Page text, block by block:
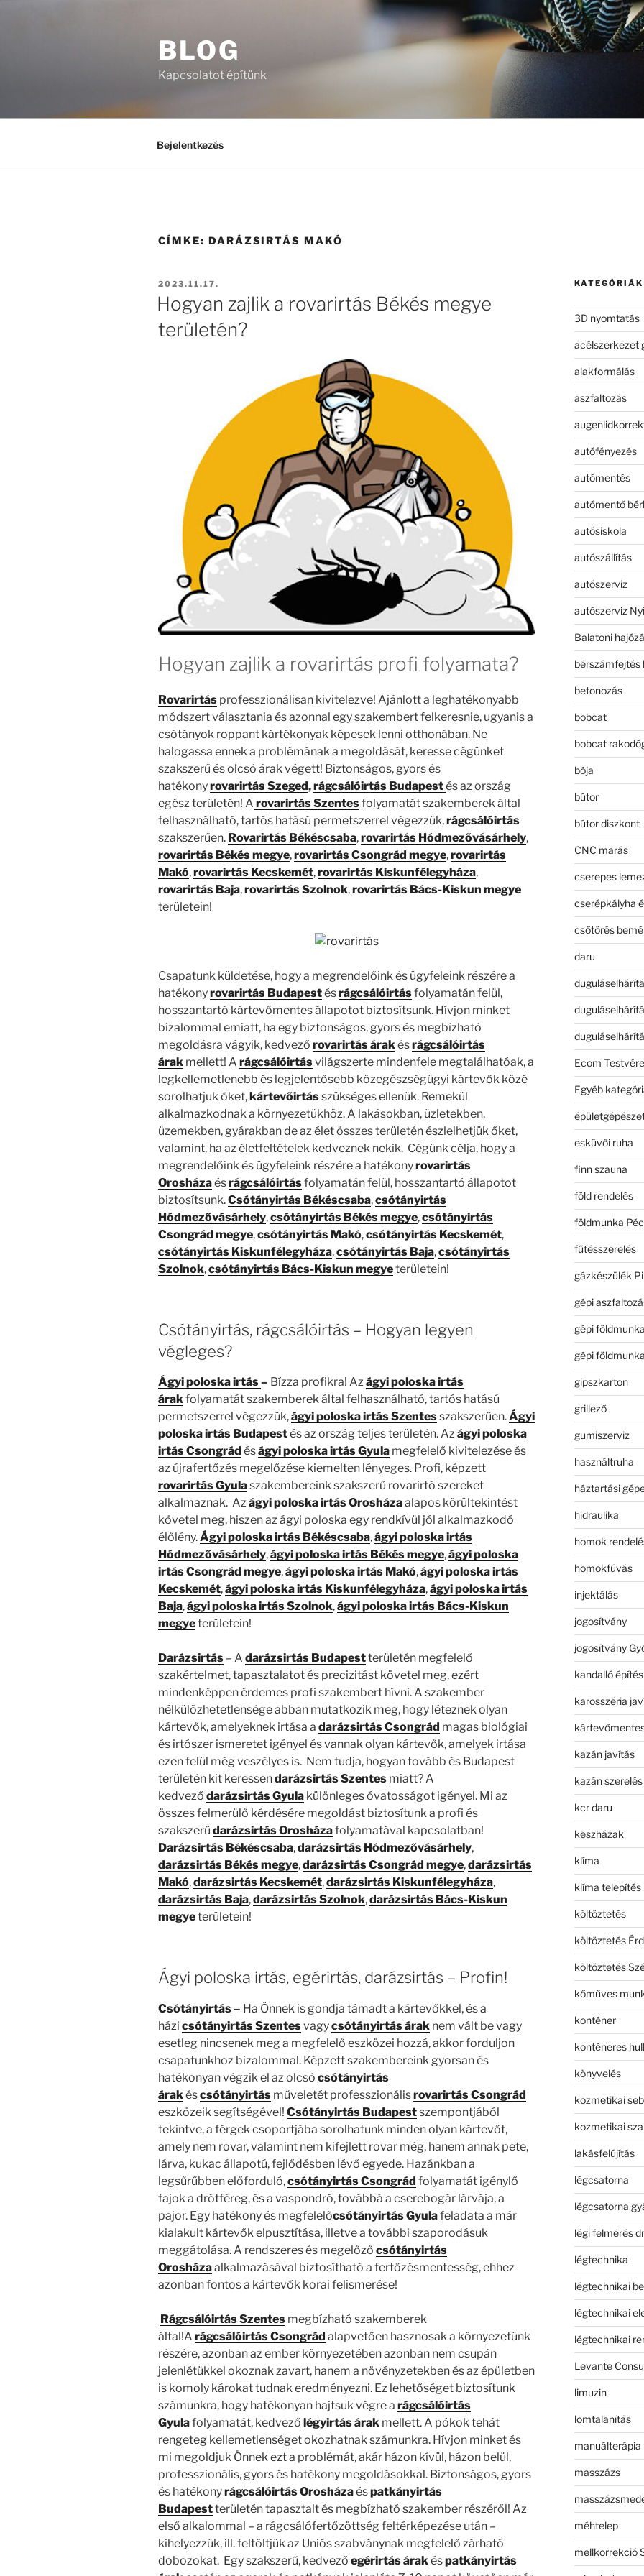
BLOG
Kapcsolatot építünk
Bejelentkezés
CÍMKE: DARÁZSIRTÁS MAKÓ
BEKÜLDVE:
2023.11.17.
Hogyan zajlik a rovarirtás Békés megye
területén?
Hogyan zajlik a rovarirtás profi folyamata?
Rovarirtás professzionálisan kivitelezve! Ajánlott a leghatékonyabb
módszert választania és azonnal egy szakembert felkeresnie, ugyanis a
csótányok roppant kártékonyak képesek lenni otthonában. Ne
halogassa ennek a problémának a megoldását, keresse cégünket
szakszerű és olcsó árak végett! Biztonságos, gyors és
hatékonyrovarirtás Szeged,rágcsálóirtás Budapestés az ország
egész területén! A rovarirtás Szentesfolyamatát szakemberek által
felhasználható, tartós hatású permetszerrel végezzük,rágcsálóirtás
szakszerűen. Rovarirtás Békéscsaba,rovarirtás Hódmezővásárhely,
rovarirtás Békés megye,rovarirtás Csongrád megye,rovarirtás
Makó,rovarirtás Kecskemét,rovarirtás Kiskunfélegyháza,
rovarirtás Baja,rovarirtás Szolnok,rovarirtás Bács-Kiskun megye
területein!
Csapatunk küldetése, hogy a megrendelőink és ügyfeleink részére a
hatékonyrovarirtás Budapestésrágcsálóirtásfolyamatán felül,
hosszantartó kártevőmentes állapotot biztosítsunk. Hívjon minket
bizalommal emiatt, ha egy biztonságos, gyors és megbízható
megoldásra vágyik, kedvező rovarirtás árak ésrágcsálóirtás
árak mellett! A rágcsálóirtásvilágszerte mindenfele megtalálhatóak, a
legkellemetlenebb és legjelentősebb közegészségügyi kártevők közé
sorolhatjuk őket,kártevőirtásszükséges ellenük. Remekül
alkalmazkodnak a környezetükhöz. A lakásokban, üzletekben,
üzemekben, gyárakban de az élet összes területén észlelhetjük őket,
valamint, ha az életfeltételek kedveznek nekik. Cégünk célja, hogy a
megrendelőink és ügyfeleink részére a hatékonyrovarirtás
Orosházaésrágcsálóirtásfolyamatán felül, hosszantartó állapotot
biztosítsunk.Csótányirtás Békéscsaba,csótányirtás
Hódmezővásárhely,csótányirtás Békés megye,csótányirtás
Csongrád megye,csótányirtás Makó,csótányirtás Kecskemét,
csótányirtás Kiskunfélegyháza,csótányirtás Baja,csótányirtás
Szolnok,csótányirtás Bács-Kiskun megyeterületein!
Csótányirtás, rágcsálóirtás – Hogyan legyen
végleges?
Ágyi poloska irtás– Bízza profikra! Azágyi poloska irtás
árakfolyamatát szakemberek által felhasználható, tartós hatású
permetszerrel végezzük,ágyi poloska irtás Szentesszakszerűen.Ágyi
poloska irtás Budapestés az ország teljes területén. Azágyi poloska
irtás Csongrád éságyi poloska irtás Gyula megfelelő kivitelezése és
az újrafertőzés megelőzése kiemelten lényeges. Profi, képzett
rovarirtás Gyulaszakembereink szakszerű rovarirtó szereket
alkalmaznak. Azágyi poloska irtás Orosházaalapos körültekintést
követel meg, hiszen az ágyi poloska egy rendkívül jól alkalmazkodó
élőlény.Ágyi poloska irtás Békéscsaba,ágyi poloska irtás
Hódmezővásárhely,ágyi poloska irtás Békés megye,ágyi poloska
irtás Csongrád megye,ágyi poloska irtás Makó,ágyi poloska irtás
Kecskemét,ágyi poloska irtás Kiskunfélegyháza,ágyi poloska irtás
Baja,ágyi poloska irtás Szolnok,ágyi poloska irtás Bács-Kiskun
megyeterületein!
Darázsirtás – A darázsirtás Budapestterületén megfelelő
szakértelmet, tapasztalatot és precizitást követel meg, ezért
mindenképpen érdemes profi szakembert hívni. A szakember
nélkülözhetetlensége abban mutatkozik meg, hogy léteznek olyan
kártevők, amelyeknek irtása a darázsirtás Csongrád magas biológiai
és irtószer ismeretet igényel és vannak olyan kártevők, amelyek irtása
ezen felül még veszélyes is. Nem tudja, hogyan tovább és Budapest
területén kit keressendarázsirtás Szentes miatt? A
kedvező darázsirtás Gyula különleges óvatosságot igényel. Mi az
összes felmerülő kérdésére megoldást biztosítunk a profi és
szakszerű darázsirtás Orosházafolyamatával kapcsolatban!
Darázsirtás Békéscsaba,darázsirtás Hódmezővásárhely,
darázsirtás Békés megye,darázsirtás Csongrád megye,darázsirtás
Makó,darázsirtás Kecskemét,darázsirtás Kiskunfélegyháza,
darázsirtás Baja,darázsirtás Szolnok,darázsirtás Bács-Kiskun
megyeterületein!
Ágyi poloska irtás, egérirtás, darázsirtás – Profin!
Csótányirtás– Ha Önnek is gondja támadt a kártevőkkel, és a
házi csótányirtás Szentesvagycsótányirtás árak nem vált be vagy
esetleg nincsenek meg a megfelelő eszközei hozzá, akkor forduljon
csapatunkhoz bizalommal. Képzett szakembereink gyorsan és
hatékonyan végzik el az olcsó csótányirtás
árak éscsótányirtás műveletét professzionálisrovarirtás Csongrád
eszközeik segítségével! Csótányirtás Budapestszempontjából
tekintve, a férgek csoportjába sorolhatunk minden olyan kártevőt,
amely nem rovar, valamint nem kifejlett rovar még, hanem annak pete,
lárva, kukac állapotú, fejlődésben lévő egyede. Hazánkban a
legsűrűbben előforduló,csótányirtás Csongrád folyamatát igénylő
fajok a drótféreg, és a vaspondró, továbbá a cserebogár lárvája, a
pajor. Egy hatékony és megfelelőcsótányirtás Gyulafeladata a már
kialakult kártevők elpusztítása, illetve a további szaporodásuk
meggátolása. A rendszeres és megelőző csótányirtás
Orosházaalkalmazásával biztosítható a fertőzésmentesség, ehhez
azonban fontos a kártevők korai felismerése!
Rágcsálóirtás Szentes megbízható szakemberek
által!A rágcsálóirtás Csongrád alapvetően hasznosak a környezetünk
részére, azonban az ember környezetében azonban nem csupán
jelenlétükkel okoznak zavart, hanem a növényzetekben és az épületben
is komoly károkat tudnak eredményezni. Ez lehetőséget biztosítunk
számunkra, hogy hatékonyan hajtsuk végre a rágcsálóirtás
Gyulafolyamatát, kedvező légyirtás árak mellett. A pókok tehát
rengeteg kellemetlenséget okozhatnak számunkra. Hívjon minket és
mi megoldjuk Önnek ezt a problémát, akár házon kívül, házon belül,
professzionális, gyors és hatékony megoldásokkal. Biztonságos, gyors
és hatékonyrágcsálóirtás Orosházaéspatkányirtás
Budapestterületén tapasztalt és megbízható szakember részéről! Az
első alkalommal – a rágcsálófertőzöttség feltérképezése után –
kihelyezzük, ill. feltöltjük az Uniós szabványnak megfelelő zárható
dobozokat. Egy szakszerű, kedvező egérirtás árak éspatkányirtás
KATEGÓRIÁK
3D nyomtatás
acélszerkezet
alakformálás
aszfaltozás
autófényezés
autómentés
autómentő
autósiskola
autószállítás
autószerviz
autószerviz
Balatoni
bérszámfejtés
betonozás
bobcat
bobcat
bója
bútor
bútor diszkont
CNC marás
cserepes
cserépkályha
csőtörés
daru
Ecom
Egyéb
esküvői ruha
finn szauna
föld rendelés
földmunka
fűtésszerelés
gázkészülék
gépi
gépi földmunka
gépi
gipszkarton
grillező
gumiszerviz
használtruha
háztartási
hidraulika
homok
homokfúvás
injektálás
jogosítvány
jogosítvány
kandalló építés
karosszéria
kazán javítás
kazán szerelés
kcr daru
készházak
klíma
klíma telepítés
költöztetés
költöztetés Érd
költöztetés
kőműves
konténer
konténeres
könyvelés
kozmetikai
kozmetikai
lakásfelújítás
légcsatorna
légcsatorna
légi felmérés
légtechnika
légtechnikai
légtechnikai
légtechnikai
Levante
limuzin
lomtalanítás
manuálterápia
masszázs
méhtelep
mellkorrekció